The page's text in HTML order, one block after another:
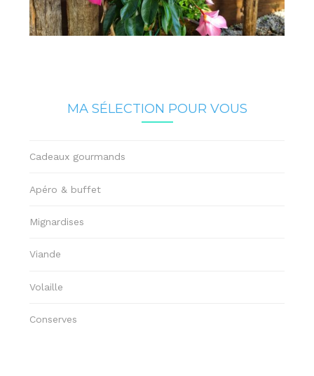
MA SÉLECTION POUR VOUS
Cadeaux gourmands
Apéro & buffet
Mignardises
Viande
Volaille
Conserves